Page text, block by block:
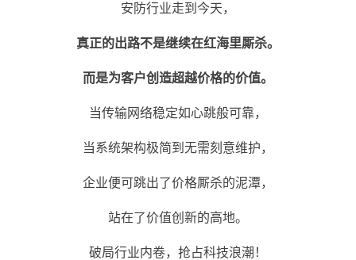
安防行业走到今天，
真正的出路不是继续在红海里厮杀。
而是为客户创造超越价格的价值。
当传输网络稳定如心跳般可靠，
当系统架构极简到无需刻意维护，
企业便可跳出了价格厮杀的泥潭，
站在了价值创新的高地。
破局行业内卷，抢占科技浪潮！